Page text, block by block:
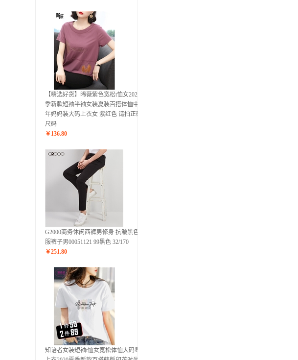
【精选好货】晞薇紫色宽松t恤女2020夏
季新款短袖半袖女装夏装百搭体恤中老
年妈妈装大码上衣女 紫红色 请拍正确
尺码
￥ 136.80
G2000商务休闲西裤男修身 抗皱黑色西
服裤子男00051121 99黑色 32/170
￥251.80
知语者女装短袖t恤女宽松体恤大码显瘦